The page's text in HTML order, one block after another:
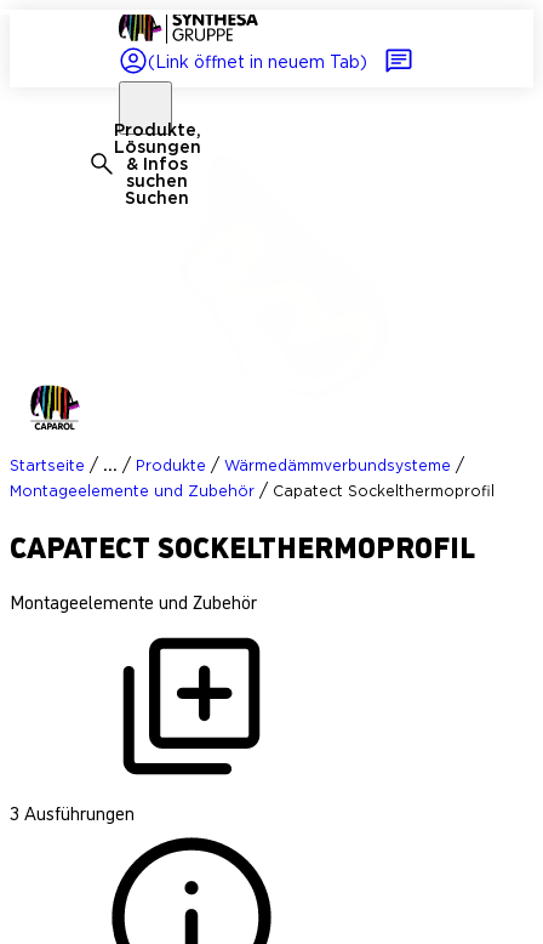
(Link öffnet in neuem Tab)
Produkte,
Lösungen
& Infos
suchen
Suchen
Startseite / ... / Produkte / Wärmedämmverbundsysteme /
Montageelemente und Zubehör / Capatect Sockelthermoprofil
CAPATECT SOCKELTHERMOPROFIL
Montageelemente und Zubehör
3 Ausführungen